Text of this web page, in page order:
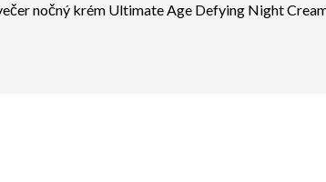
nočný krém Ultimate Age Defying Night